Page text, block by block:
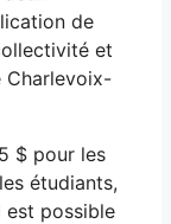
de
et
Charlevoix-
$ pour les
étudiants,
est possible